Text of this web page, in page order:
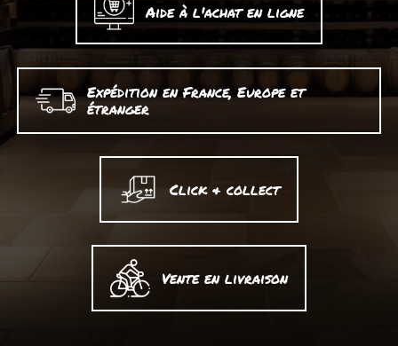
Aide à l'achat en ligne
Expédition en France, Europe et
étranger
Click & collect
Vente en livraison